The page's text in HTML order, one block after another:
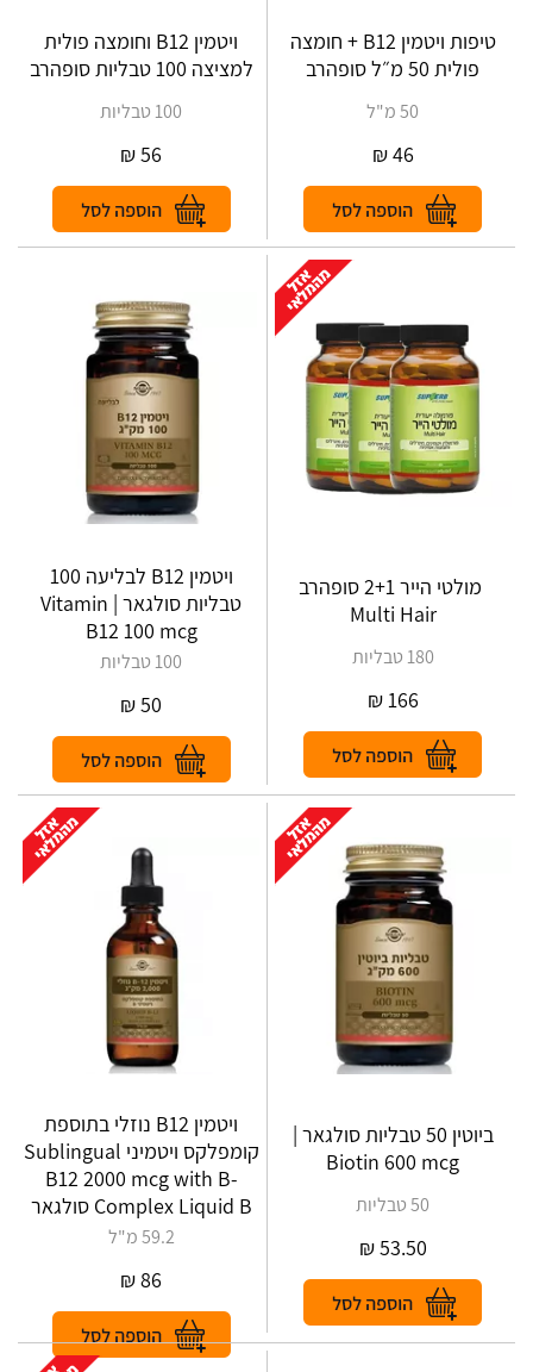
טיפות ויטמין B12 + חומצה
פולית 50 מ״ל סופהרב
50 מ"ל
46
₪
ויטמין B12 וחומצה פולית
למציצה 100 טבליות סופהרב
100 טבליות
56
₪
‎‎ מולטי הייר 2+1 סופהרב
Multi Hair
180 טבליות
166
₪
ויטמין B12 לבליעה 100
טבליות סולגאר | Vitamin
B12 100 mcg
100 טבליות
50
₪
ביוטין 50 טבליות סולגאר |
Biotin 600 mcg
50 טבליות
53.50
₪
ויטמין B12 נוזלי בתוספת
קומפלקס ויטמיני Sublingual
B12 2000 mcg with B-
Complex Liquid B סולגאר
59.2 מ"ל
86
₪